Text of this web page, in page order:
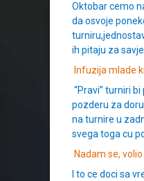
Oktobar cemo
da osvoje
ih pitaju za
Infuzija mlade
“Pravi” turniri
pozderu za
na turnire u
svega toga cu
Nadam se,
I to ce doci sa